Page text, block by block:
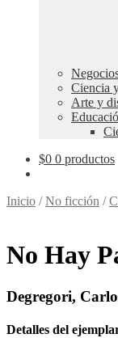
Ciencia
Arte y
$0 0 productos
Inicio /No ficción /
No Hay
Degregori,
Detalles del